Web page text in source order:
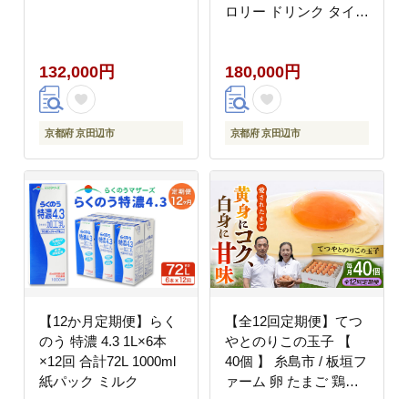
132,000円
京都府 京田辺市
ロリー ドリンク タイプ
180,000円
京都府 京田辺市
【12か月定期便】らく
のう 特濃 4.3 1L×6本
×12回 合計72L 1000ml
紙パック ミルク
【全12回定期便】てつ
やとのりこの玉子 【
40個 】 糸島市 / 板垣フ
ァーム 卵 たまご 鶏卵